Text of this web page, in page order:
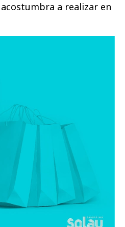
a realizar en